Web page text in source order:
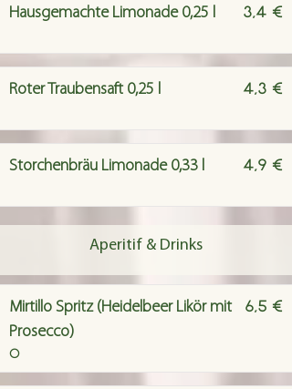
Hausgemachte Limonade 0,25 l 3,4 €
Roter Traubensaft 0,25 l 4,3 €
Storchenbräu Limonade 0,33 l 4,9 €
Aperitif & Drinks
Mirtillo Spritz (Heidelbeer Likör mit
Prosecco)
O
6,5 €